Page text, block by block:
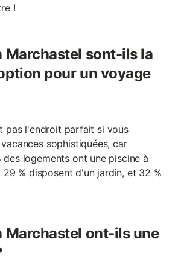
!
Marchastel sont-ils la
pour un voyage
pas l'endroit parfait si vous
sophistiquées, car
des logements ont une piscine à
% disposent d'un jardin, et 32 %
Marchastel ont-ils une